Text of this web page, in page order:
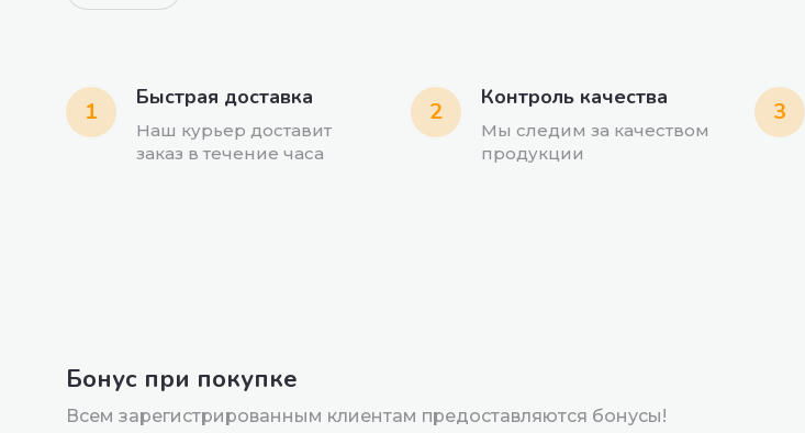
1 Быстрая доставка
Наш курьер доставит
заказ в течение часа
2 Контроль качества
Мы следим за качеством
продукции
3
Бонус при покупке
Всем зарегистрированным клиентам предоставляются бонусы!